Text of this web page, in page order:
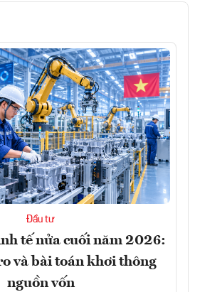
Đầu tư
tế nửa cuối năm 2026:
và bài toán khơi thông
nguồn vốn